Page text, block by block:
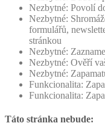
Nezbytné: Povolí
Nezbytné:
formulářů,
stránkou
Nezbytné:
Nezbytné: Ověří
Nezbytné:
Funkcionalita:
Funkcionalita:
Táto stránka nebude: